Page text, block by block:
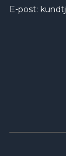
E-post: